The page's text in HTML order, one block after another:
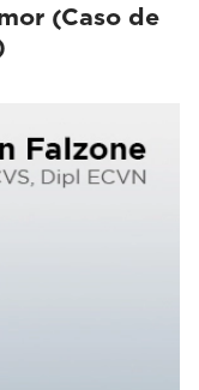
(Caso de